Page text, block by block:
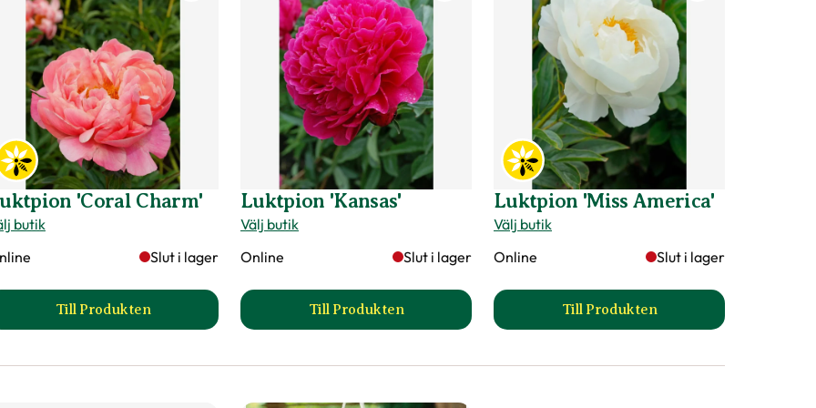
'Coral Charm'
butik
Slut i lager
Till Produkten
till Luktpion 'Coral Charm' produktsida
Luktpion 'Kansas'
Välj butik
Online
Slut i lager
Till Produkten
till Luktpion 'Kansas' produktsida
Luktpion 'Miss America'
Välj butik
Online
Slut i lager
Till Produkten
till Luktpion 'Miss America'